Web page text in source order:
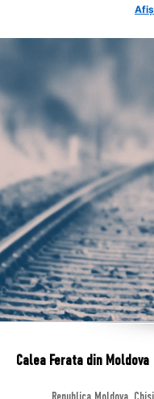
Calea Ferata din Moldova